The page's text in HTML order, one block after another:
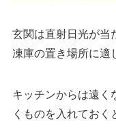
玄関は直射日光が当
凍庫の置き場所に適
キッチンからは遠く
くものを入れておく